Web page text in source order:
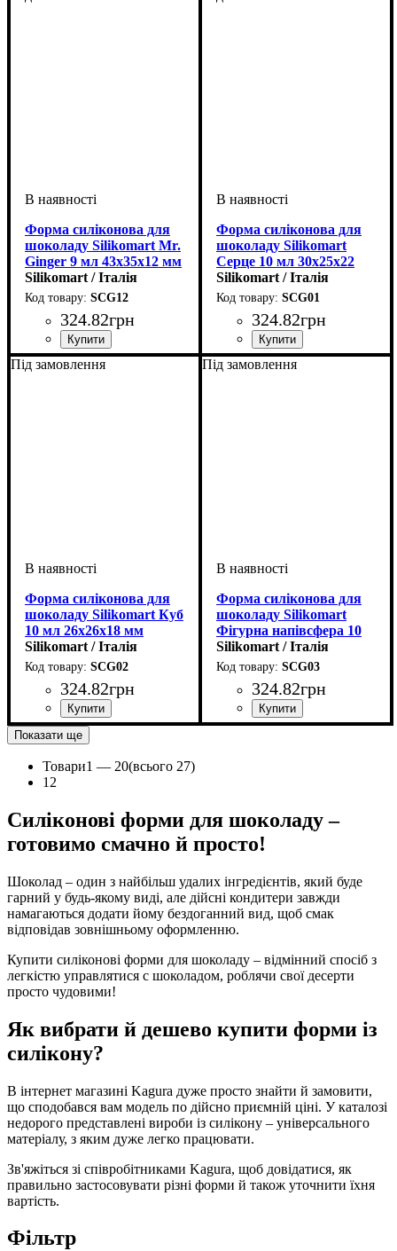
Форма силіконова для
шоколаду Silikomart Mr.
Ginger 9 мл 43х35х12 мм
Silikomart / Італія
SCG12
324.82грн
Форма силіконова для
шоколаду Silikomart
Серце 10 мл 30х25х22
мм
Silikomart / Італія
SCG01
324.82грн
Під замовлення
Форма силіконова для
шоколаду Silikomart Куб
10 мл 26х26х18 мм
Silikomart / Італія
SCG02
324.82грн
Під замовлення
Форма силіконова для
шоколаду Silikomart
Фігурна напівсфера 10
мл 28х20 мм
Silikomart / Італія
SCG03
324.82грн
Показати ще
Товари1 — 20(всього 27)
1 2
Силіконові форми для шоколаду –
готовимо смачно й просто!
Шоколад – один з найбільш удалих інгредієнтів, який буде
гарний у будь-якому виді, але дійсні кондитери завжди
намагаються додати йому бездоганний вид, щоб смак
відповідав зовнішньому оформленню.
Купити силіконові форми для шоколаду – відмінний спосіб з
легкістю управлятися с шоколадом, роблячи свої десерти
просто чудовими!
Як вибрати й дешево купити форми із
силікону?
В інтернет магазині Kagura дуже просто знайти й замовити,
що сподобався вам модель по дійсно приємній ціні. У каталозі
недорого представлені вироби із силікону – універсального
матеріалу, з яким дуже легко працювати.
Зв'яжіться зі співробітниками Kagura, щоб довідатися, як
правильно застосовувати різні форми й також уточнити їхня
вартість.
Фільтр